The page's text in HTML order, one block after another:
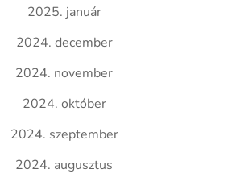
2025. január
2024. december
2024. november
2024. október
2024. szeptember
2024. augusztus